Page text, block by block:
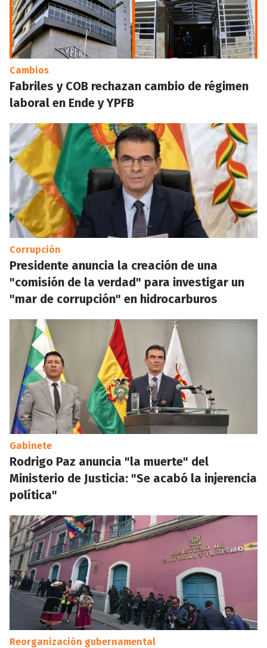
Cambios
Fabriles y COB rechazan cambio de régimen
laboral en Ende y YPFB
Corrupción
Presidente anuncia la creación de una
"comisión de la verdad" para investigar un
"mar de corrupción" en hidrocarburos
Gabinete
Rodrigo Paz anuncia "la muerte" del
Ministerio de Justicia: "Se acabó la injerencia
política"
Reorganización gubernamental